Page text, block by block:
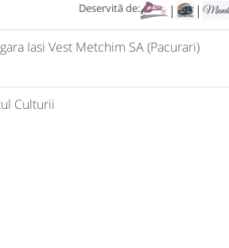
Deservită de: | |
Iasi Vest Metchim SA (Pacurari)
Culturii